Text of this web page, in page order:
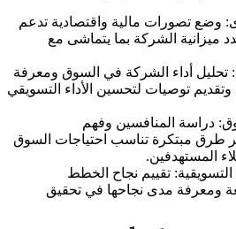
: وضع تصورات مالية واقتصادية تدعم
ميزانية الشركة بما يتماشى مع
: تحليل أداء الشركة في السوق ومعرفة
توصيات لتحسين الأداء التسويقي
: دراسة المنافسين وفهم
طرق مبتكرة تناسب احتياجات السوق
المستهدفين.
: تقييم نجاح الخطط
ومعرفة مدى نجاحها في تحقيق